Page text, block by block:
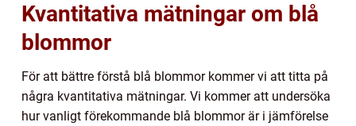
Kvantitativa mätningar om blå
blommor
För att bättre förstå blå blommor kommer vi att titta på
några kvantitativa mätningar. Vi kommer att undersöka
hur vanligt förekommande blå blommor är i jämförelse